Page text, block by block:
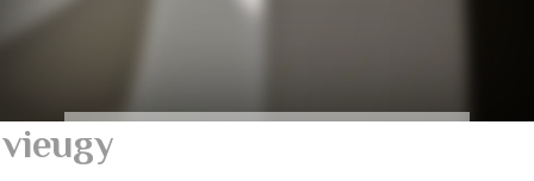
vieugy